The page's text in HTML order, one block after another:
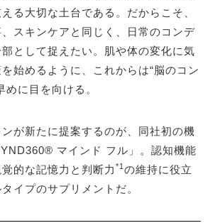
る大切な土台である。だからこそ、
スキンケアと同じく、日常のコンデ
として捉えたい。肌や体の変化に気
始めるように、これからは“脳のコン
めに目を向ける。
が新たに提案するのが、同社初の機
マインド フル」。認知機能
的な記憶力と判断力 *1 の維持に役立
イプのサプリメントだ。